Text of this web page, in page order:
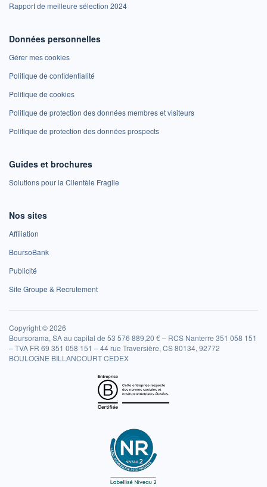
Rapport de meilleure sélection 2024
Données personnelles
Gérer mes cookies
Politique de confidentialité
Politique de cookies
Politique de protection des données membres et visiteurs
Politique de protection des données prospects
Guides et brochures
Solutions pour la Clientèle Fragile
Nos sites
Affiliation
BoursoBank
Publicité
Site Groupe & Recrutement
Copyright © 2026
Boursorama, SA au capital de 53 576 889,20 € – RCS Nanterre 351 058 151
– TVA FR 69 351 058 151 – 44 rue Traversière, CS 80134, 92772
BOULOGNE BILLANCOURT CEDEX